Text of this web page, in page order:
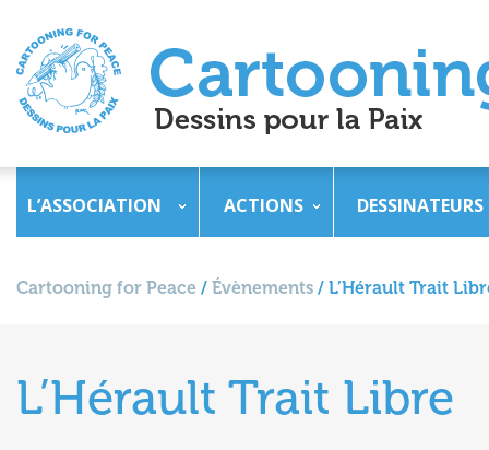
L’ASSOCIATION ACTIONS DESSINATEURS
Cartooning for Peace / Évènements / L’Hérault Trait
L’Hérault Trait Libre